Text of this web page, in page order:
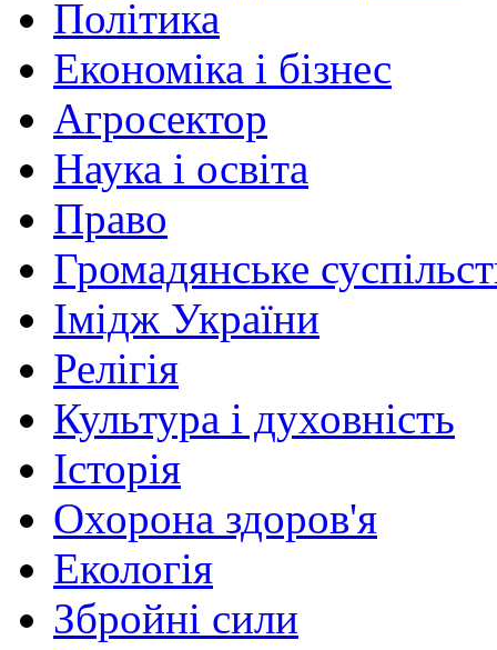
Політика
Економіка і бізнес
Агросектор
Наука і освіта
Право
Громадянське
Імідж України
Релігія
Культура і духовність
Історія
Охорона здоров'я
Екологія
Збройні сили